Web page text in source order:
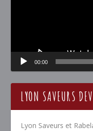
00:00
LYON SAVEURS
Lyon Saveurs et